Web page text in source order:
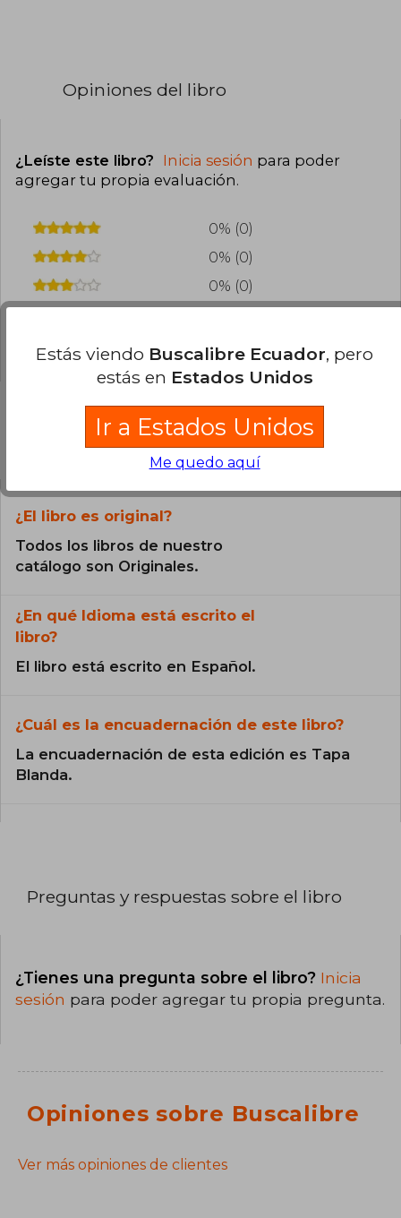
Opiniones del libro
¿Leíste este libro? Inicia sesión para poder
agregar tu propia evaluación.
0% (0)
0% (0)
0% (0)
0% (0)
Preguntas frecuentes sobre el libro
¿El libro es original?
Todos los libros de nuestro
catálogo son Originales.
¿En qué Idioma está escrito el
libro?
El libro está escrito en Español.
¿Cuál es la encuadernación de este libro?
La encuadernación de esta edición es Tapa
Blanda.
Preguntas y respuestas sobre el libro
¿Tienes una pregunta sobre el libro? Inicia
sesión para poder agregar tu propia pregunta.
Opiniones sobre Buscalibre
Ver más opiniones de clientes
Estás viendo Buscalibre Ecuador, pero
estás en Estados Unidos
Ir a Estados Unidos
Me quedo aquí